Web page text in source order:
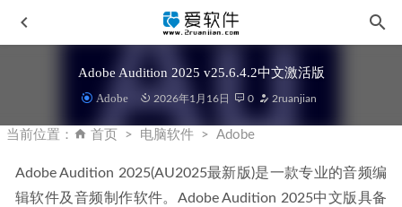
Adobe Audition 2025 v25.6.4.2中文激活版
Adobe 2026年1月16日 0 2ruanjian
当前位置： 首页 电脑软件 Adobe
Adobe Audition 2025(AU2025最新版)是一款专业的音频编
辑软件及音频制作软件。Adobe Audition 2025中文版具备